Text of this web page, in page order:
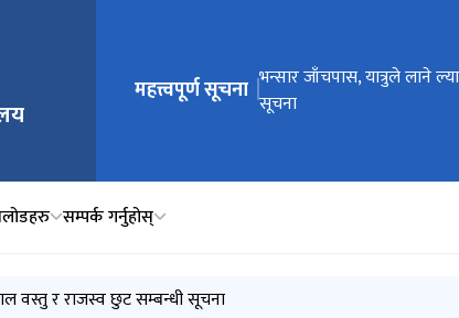
मुख्य नेभिगेसनमा जानुहोस्
महत्त्वपूर्ण सूचना भन्सार जाँचपास, यात्रुले लाने
सूचना
सम्पर्क गर्नुहोस्
वस्तु र राजस्व छुट सम्बन्धी सूचना